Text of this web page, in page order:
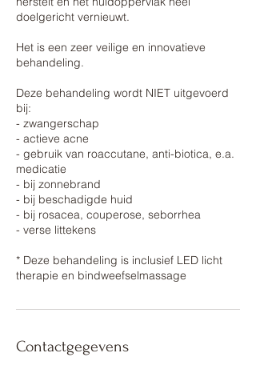
doelgericht vernieuwt.
Het is een zeer veilige en innovatieve
behandeling.
Deze behandeling wordt NIET uitgevoerd
bij:
- zwangerschap
- actieve acne
- gebruik van roaccutane, anti-biotica, e.a.
medicatie
- bij zonnebrand
- bij beschadigde huid
- bij rosacea, couperose, seborrhea
- verse littekens
* Deze behandeling is inclusief LED licht
Contactgegevens